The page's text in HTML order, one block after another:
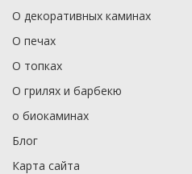
О декоративных каминах
О печах
О топках
О грилях и барбекю
о биокаминах
Блог
Карта сайта